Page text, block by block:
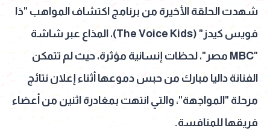
شهدت الحلقة الأخيرة من برنامج اكتشاف المواهب "ذا
فويس كيدز" (The Voice Kids)، المذاع عبر شاشة
"MBC مصر"، لحظات إنسانية مؤثرة، حيث لم تتمكن
الفنانة داليا مبارك من حبس دموعها أثناء إعلان نتائج
مرحلة "المواجهة"، والتي انتهت بمغادرة اثنين من أعضاء
فريقها للمنافسة.